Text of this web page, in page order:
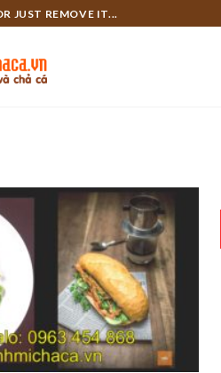
JUST REMOVE IT...